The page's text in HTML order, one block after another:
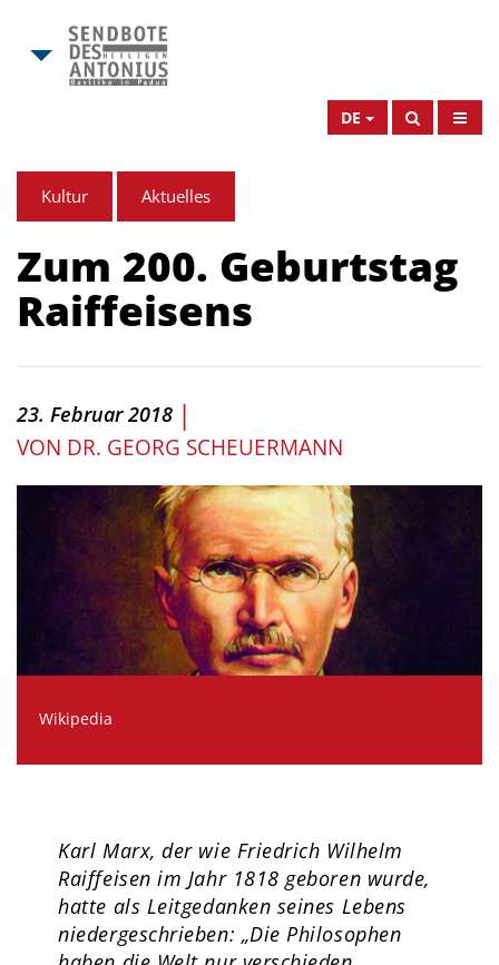
DE
Kultur Aktuelles
Zum 200. Geburtstag
Raiffeisens
23. Februar 2018 |
VON DR. GEORG SCHEUERMANN
Wikipedia
Karl Marx, der wie Friedrich Wilhelm
Raiffeisen im Jahr 1818 geboren wurde,
hatte als Leitgedanken seines Lebens
niedergeschrieben: „Die Philosophen